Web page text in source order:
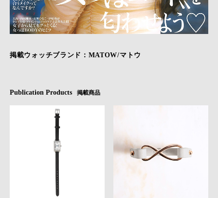
掲載ウォッチブランド：MATOW/マトウ
Publication Products 掲載商品